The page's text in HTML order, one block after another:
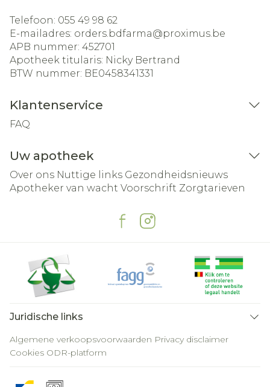
Telefoon: 055 49 98 62
E-mailadres: orders.bdfarma@proximus.be
APB nummer: 452701
Apotheek titularis: Nicky Bertrand
BTW nummer: BE0458341331
Klantenservice
FAQ
Uw apotheek
Over ons Nuttige links Gezondheidsnieuws
Apotheker van wacht Voorschrift Zorgtarieven
Juridische links
Algemene verkoopsvoorwaarden Privacy disclaimer
Cookies ODR-platform